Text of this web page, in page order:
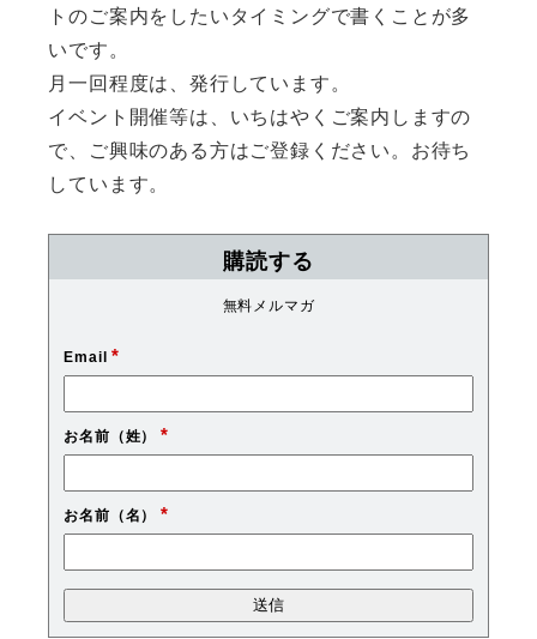
トのご案内をしたいタイミングで書くことが多
いです。
月一回程度は、発行しています。
イベント開催等は、いちはやくご案内しますの
で、ご興味のある方はご登録ください。お待ち
しています。
購読する
無料メルマガ
Email*
お名前（姓） *
お名前（名） *